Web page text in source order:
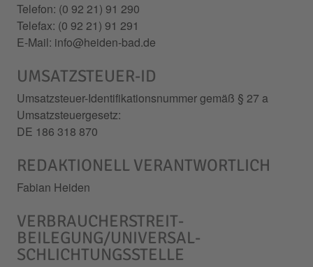
Telefon: (0 92 21) 91 290
Telefax: (0 92 21) 91 291
E-Mail: info@heiden-bad.de
UMSATZSTEUER-ID
Umsatzsteuer-Identifikationsnummer gemäß § 27 a
Umsatzsteuergesetz:
DE 186 318 870
REDAKTIONELL VERANTWORTLICH
Fabian Heiden
VERBRAUCHER­STREIT­
BEILEGUNG/UNIVERSAL­
SCHLICHTUNGS­STELLE